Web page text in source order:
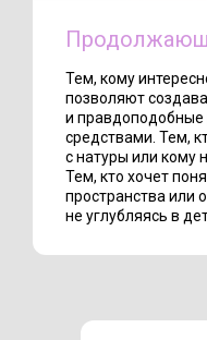
Тем, кому
позволяют
и
средствами. Тем,
с натуры или кому
Тем, кто хочет
пространства или
не углубляясь в